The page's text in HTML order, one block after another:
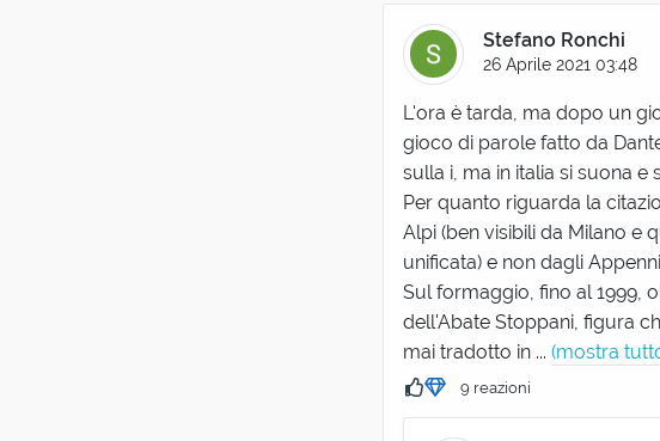
Stefano Ronchi
26 Aprile 2021 03:48
L'ora è tarda, ma dopo un
gioco di parole fatto da
sulla i, ma in italia si suona e
Per quanto riguarda la
Alpi (ben visibili da Milano e
unificata) e non dagli
Sul formaggio, fino al 1999,
dell'Abate Stoppani, figura
mai tradotto in ... (mostra
9 reazioni